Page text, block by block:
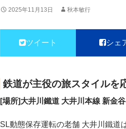
2025年11月13日 秋本敏行
ツイート シェ
鉄道が主役の旅スタイルを
[場所]大井川鐵道 大井川本線 新金
SL動態保存運転の老舗 大井川鐵道